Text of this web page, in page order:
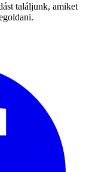
találjunk, amiket